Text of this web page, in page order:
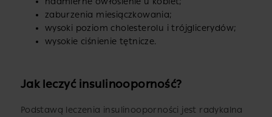
zaburzenia miesiączkowania;
wysoki poziom cholesterolu i trójglicerydów;
wysokie ciśnienie tętnicze.
Jak leczyć insulinooporność?
Podstawą leczenia insulinooporności jest radykalna